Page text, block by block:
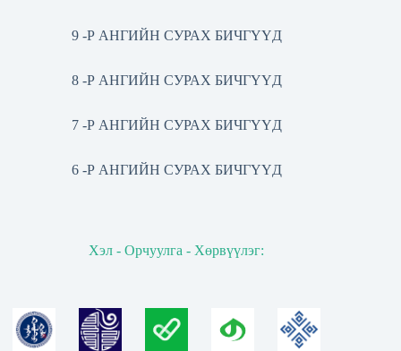
9 -Р АНГИЙН СУРАХ БИЧГҮҮД
8 -Р АНГИЙН СУРАХ БИЧГҮҮД
7 -Р АНГИЙН СУРАХ БИЧГҮҮД
6 -Р АНГИЙН СУРАХ БИЧГҮҮД
Хэл - Орчуулга - Хөрвүүлэг: